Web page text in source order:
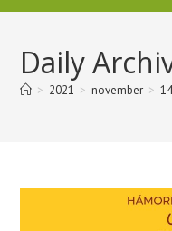
Daily
> 2021 > november >